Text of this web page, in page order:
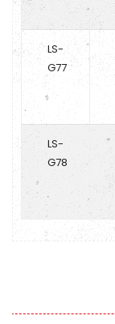
LS-
G77
LS-
G78